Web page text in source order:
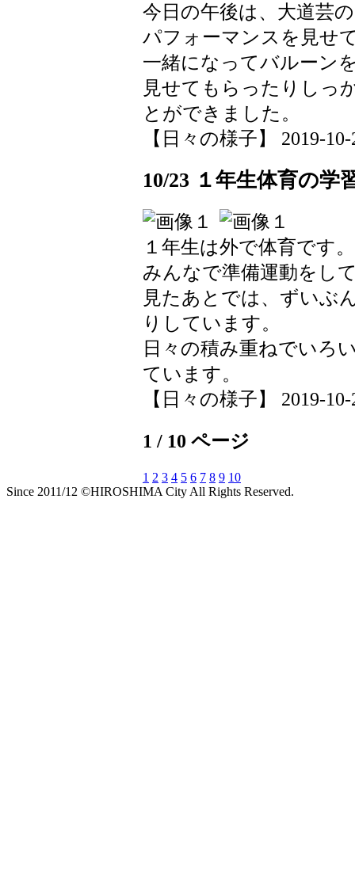
今日の午後は、大道芸
パフォーマンスを見せ
一緒になってバルーン
見せてもらったりしっ
とができました。
【日々の様子】 2019-
10/23 １年生体育の学
１年生は外で体育です。
みんなで準備運動をし
見たあとでは、ずいぶ
りしています。
日々の積み重ねでいろ
ています。
【日々の様子】 2019-
1 / 10 ページ
1 2 3 4 5 6 7 8 9 10
Since 2011/12 ©HIROSHIMA City All Rights Reserved.